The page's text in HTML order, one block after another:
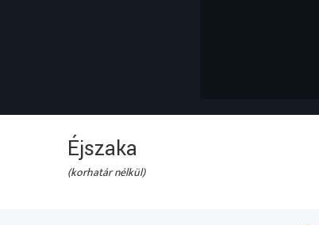
Éjszaka
(korhatár nélkül)